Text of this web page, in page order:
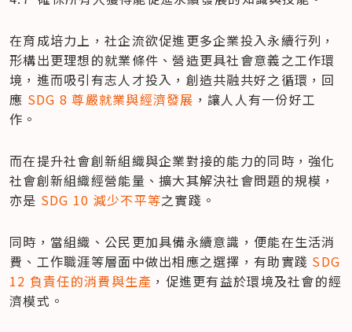
在育成培力上，社企流欲促進更多企業投入永續行列，
形構出更理想的就業條件、營造更具社會意義之工作環
境，進而吸引有志人才投入，創造共融共好之循環，回
應 SDG 8 尊嚴就業與經濟發展 ，讓人人有一份好工
作。
而在提升社會創新組織與企業對接的能力的同時，強化
社會創新組織經營能量、擴大其解決社會問題的規模，
亦是 SDG 10 減少不平等之實踐。
同時，當組織、公民更加具備永續意識，便能在生活消
費、工作職涯等層面中做出相應之選擇，有助實踐 SDG
12 負責任的消費與生產 ，促進更有益於環境及社會的經
濟模式。